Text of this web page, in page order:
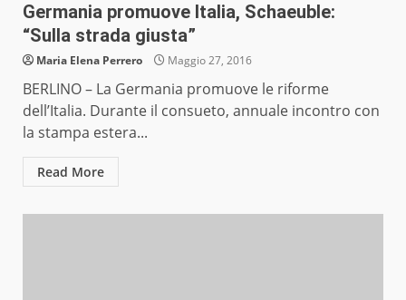
Germania promuove Italia, Schaeuble:
“Sulla strada giusta”
Maria Elena Perrero Maggio 27, 2016
BERLINO – La Germania promuove le riforme
dell’Italia. Durante il consueto, annuale incontro con
la stampa estera...
Read More